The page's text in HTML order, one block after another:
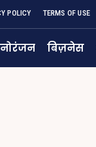
POLICY TERMS OF USE
बिज़नेस